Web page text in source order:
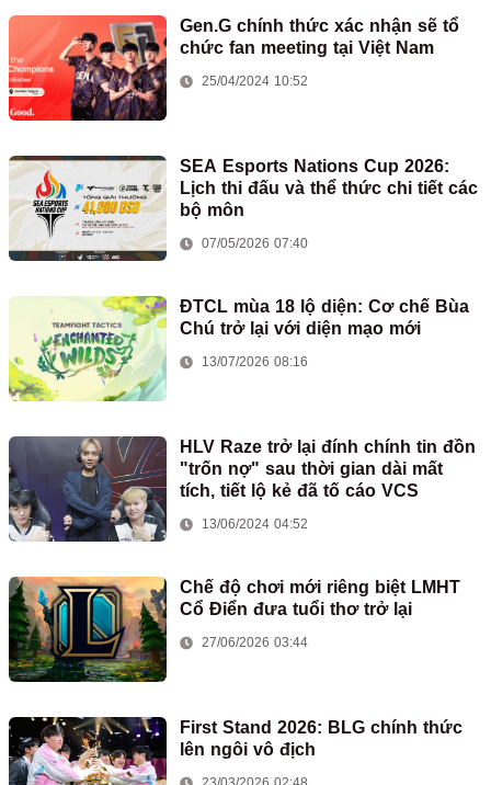
Gen.G chính thức xác nhận sẽ tổ
chức fan meeting tại Việt Nam
25/04/2024 10:52
SEA Esports Nations Cup 2026:
Lịch thi đấu và thể thức chi tiết các
bộ môn
07/05/2026 07:40
ĐTCL mùa 18 lộ diện: Cơ chế Bùa
Chú trở lại với diện mạo mới
13/07/2026 08:16
HLV Raze trở lại đính chính tin đồn
"trốn nợ" sau thời gian dài mất
tích, tiết lộ kẻ đã tố cáo VCS
13/06/2024 04:52
Chế độ chơi mới riêng biệt LMHT
Cổ Điển đưa tuổi thơ trở lại
27/06/2026 03:44
First Stand 2026: BLG chính thức
lên ngôi vô địch